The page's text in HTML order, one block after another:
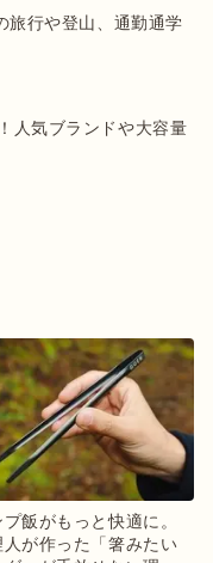
旅行や登山、通勤通学
人気ブランドや大容量
飯がもっと快適に。
人が作った「箸みたい